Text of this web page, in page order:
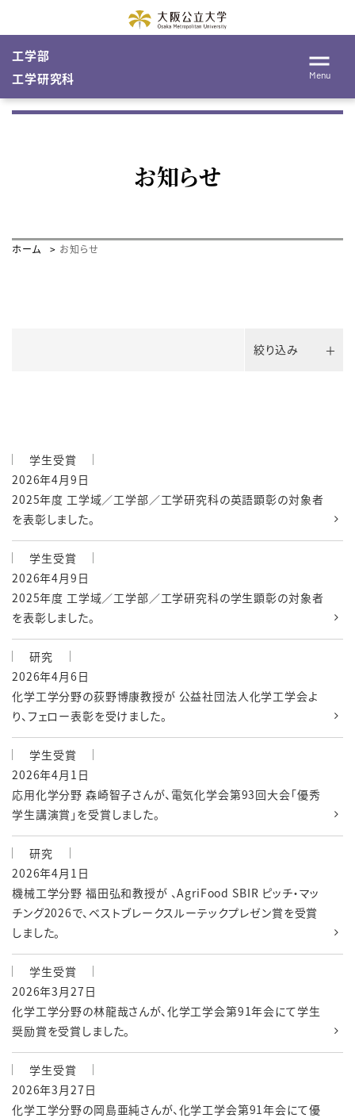
工学部
工学研究科
Menu
お知らせ
ホーム お知らせ
絞り込み
学生受賞
2026年4月9日
2025年度 工学域／工学部／工学研究科の英語顕彰の対象者
を表彰しました。
学生受賞
2026年4月9日
2025年度 工学域／工学部／工学研究科の学生顕彰の対象者
を表彰しました。
研究
2026年4月6日
化学工学分野の荻野博康教授が 公益社団法人化学工学会よ
り、フェロー表彰を受けました。
学生受賞
2026年4月1日
応用化学分野 森崎智子さんが、電気化学会第93回大会「優秀
学生講演賞」を受賞しました。
研究
2026年4月1日
機械工学分野 福田弘和教授が 、AgriFood SBIR ピッチ・マッ
チング2026で、ベストブレークスルーテックプレゼン賞を受賞
しました。
学生受賞
2026年3月27日
化学工学分野の林龍哉さんが、化学工学会第91年会にて学生
奨励賞を受賞しました。
学生受賞
2026年3月27日
化学工学分野の岡島亜純さんが、化学工学会第91年会にて優